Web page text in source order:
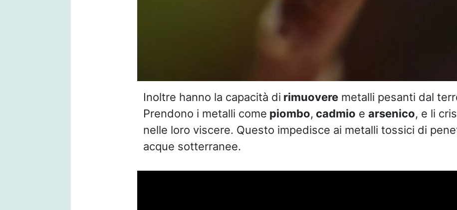
Inoltre hanno la capacità di rimuoveremetalli pesanti dal
Prendono i metalli come piombo, cadmio e arsenico, e li
nelle loro viscere. Questo impedisce ai metalli tossici di
acque sotterranee.